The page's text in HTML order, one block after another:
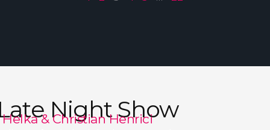
Night Show
& Christian Henrici